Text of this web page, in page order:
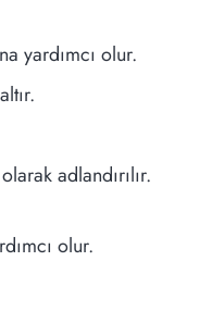
yardımcı olur.
adlandırılır.
olur.